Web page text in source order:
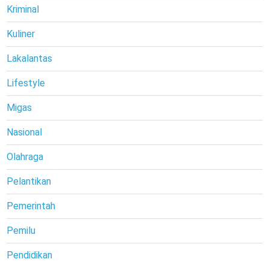
Kriminal
Kuliner
Lakalantas
Lifestyle
Migas
Nasional
Olahraga
Pelantikan
Pemerintah
Pemilu
Pendidikan